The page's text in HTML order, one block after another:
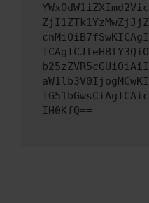
IH0KfQ==